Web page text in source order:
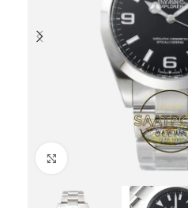
Büyütmek için tıklayın